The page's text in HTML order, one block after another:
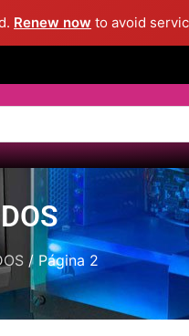
Renew now to avoid
/ Página 2